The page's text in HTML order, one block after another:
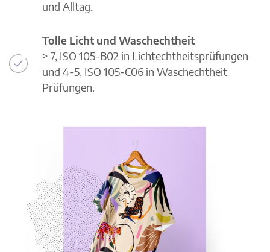
und Alltag.
Tolle Licht und Waschechtheit
> 7, ISO 105-B02 in Lichtechtheitsprüfungen
und 4-5, ISO 105-C06 in Waschechtheit
Prüfungen.